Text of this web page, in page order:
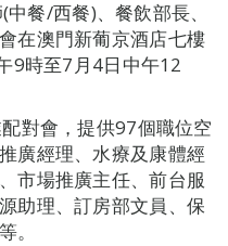
餐/西餐)、餐飲部長、
在澳門新葡京酒店七樓
9時至7月4日中午12
對會，提供97個職位空
廣經理、水療及康體經
市場推廣主任、前台服
助理、訂房部文員、保
。